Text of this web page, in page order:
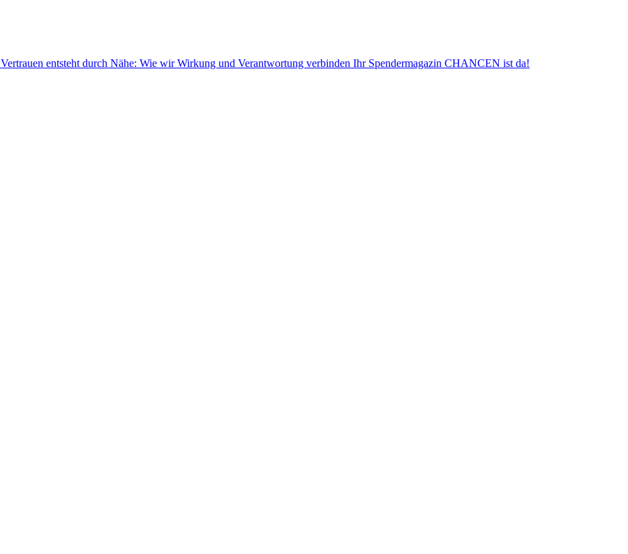
Vertrauen entsteht durch Nähe: Wie wir Wirkung und Verantwortung verbinden Ihr Spendermagazin CHANCEN ist da!